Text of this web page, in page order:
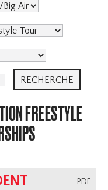
FREESTYLE
.PDF